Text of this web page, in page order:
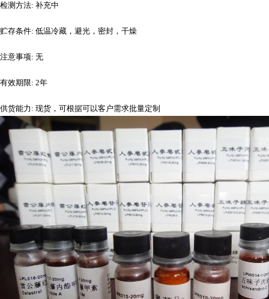
检测方法: 补充中
贮存条件: 低温冷藏，避光，密封，干燥
注意事项: 无
有效期限: 2年
供货能力 : 现货，可根据可以客户需求批量定制